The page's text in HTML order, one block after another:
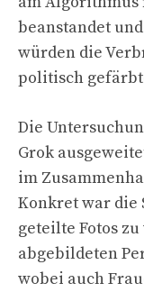
beanstandet
würden die
politisch
Die
Grok
im
Konkret war die
geteilte Fotos
abgebildeten
wobei auch